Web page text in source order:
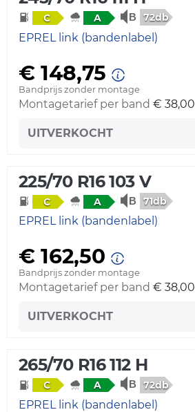
C A 72db
EPREL link (bandenlabel)
€ 148,75
Bandprijs zonder montage
Montagetarief per band € 38,00
UITVERKOCHT
225/70 R16 103 V
C A 71db
EPREL link (bandenlabel)
€ 162,50
Bandprijs zonder montage
Montagetarief per band € 38,00
UITVERKOCHT
265/70 R16 112 H
C A 72db
EPREL link (bandenlabel)